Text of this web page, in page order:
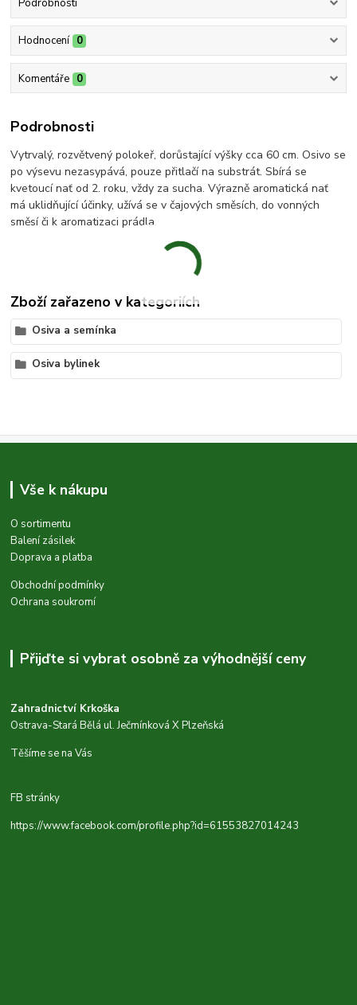
Podrobnosti
Hodnocení 0
Komentáře 0
Podrobnosti
Vytrvalý, rozvětvený polokeř, dorůstající výšky cca 60 cm. Osivo se
po výsevu nezasypává, pouze přitlačí na substrát. Sbírá se
kvetoucí nať od 2. roku, vždy za sucha. Výrazně aromatická nať
má uklidňující účinky, užívá se v čajových směsích, do vonných
směsí či k aromatizaci prádla.
Zboží zařazeno v kategoriích
Osiva a semínka
Osiva bylinek
Vše k nákupu
O sortimentu
Balení zásilek
Doprava a platba
Obchodní podmínky
Ochrana soukromí
Přijďte si vybrat osobně za výhodnější ceny
Zahradnictví Krkoška
Ostrava-Stará Bělá ul. Ječmínková X Plzeňská
Těšíme se na Vás
FB stránky
https://www.facebook.com/profile.php?id=61553827014243